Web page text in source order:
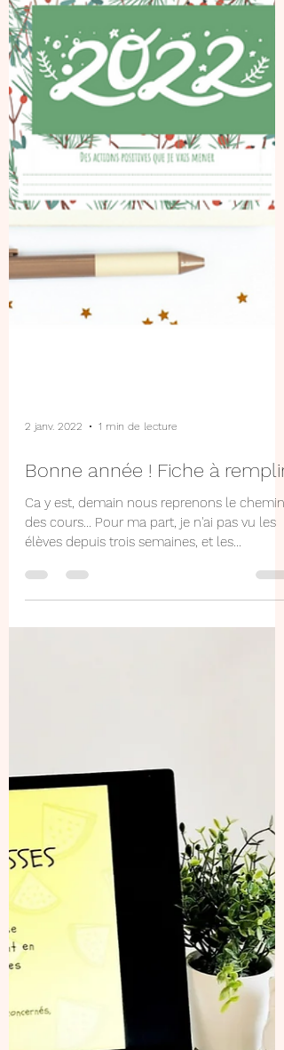
des cours... Pour ma part, je n'ai pas vu les
élèves depuis trois semaines, et les
"vacances"...